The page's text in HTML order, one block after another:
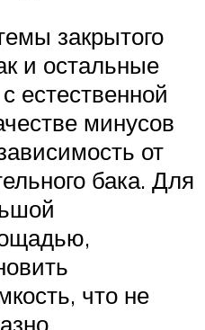
закрытого
и остальные
естественной
минусов
от
бака. Для
что не